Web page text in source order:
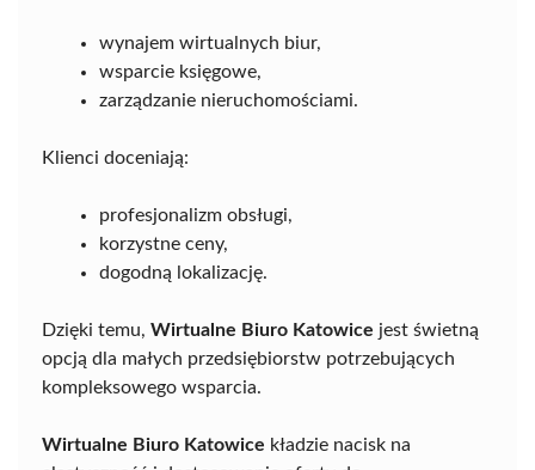
wynajem wirtualnych biur,
wsparcie księgowe,
zarządzanie nieruchomościami.
Klienci doceniają:
profesjonalizm obsługi,
korzystne ceny,
dogodną lokalizację.
Dzięki temu, Wirtualne Biuro Katowice jest świetną
opcją dla małych przedsiębiorstw potrzebujących
kompleksowego wsparcia.
Wirtualne Biuro Katowice kładzie nacisk na